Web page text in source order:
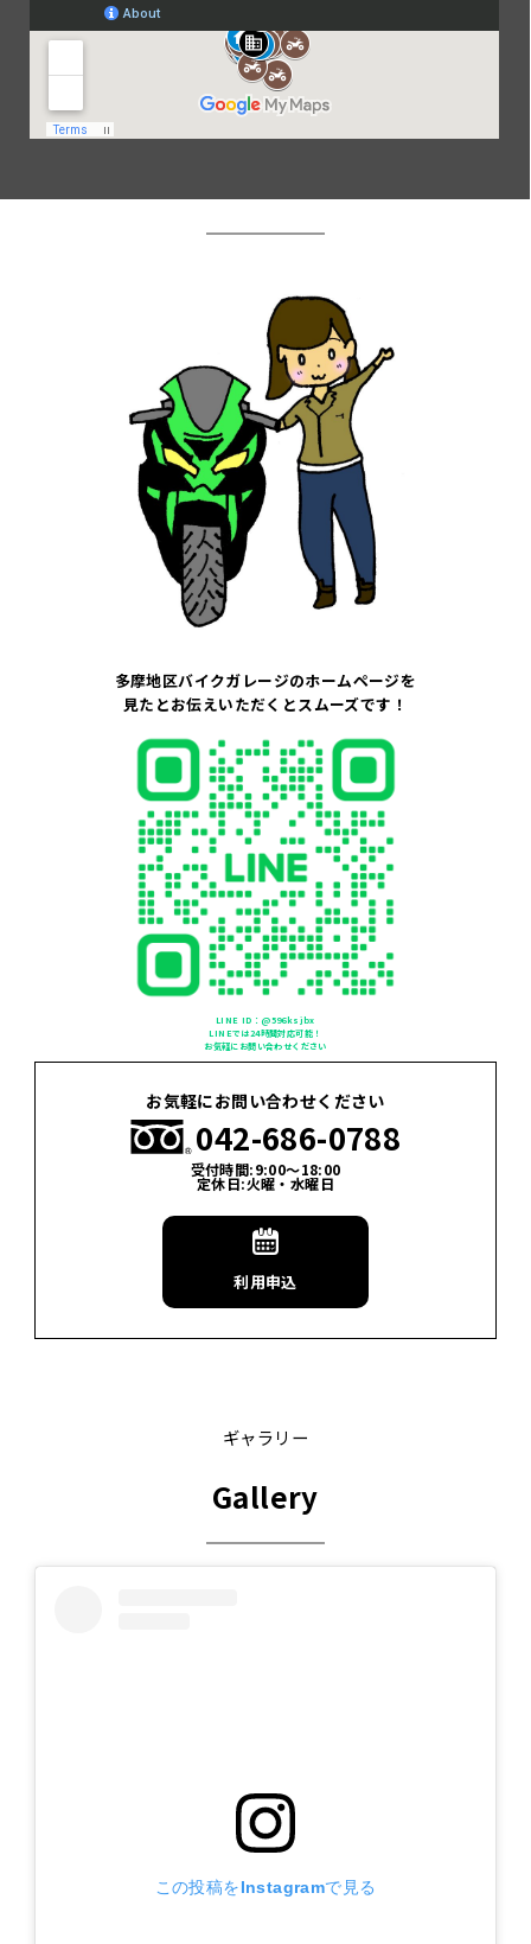
多摩地区バイクガレージのホームページを
見たとお伝えいただくとスムーズです！
LINE ID：@596ksjbx
LINEでは24時間対応可能！
お気軽にお問い合わせください
お気軽にお問い合わせください
042-686-0788
受付時間:9:00〜18:00
定休日:火曜・水曜日
利用申込
ギャラリー
Gallery
この投稿をInstagramで見る